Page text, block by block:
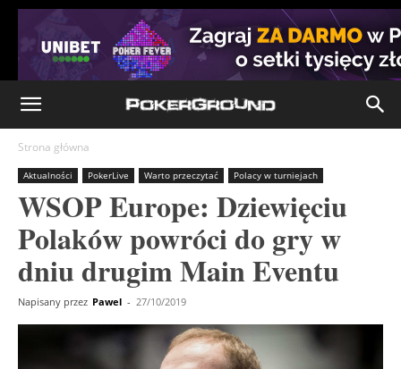
Strona główna
Aktualności PokerLive Warto przeczytać Polacy w turniejach
WSOP Europe: Dziewięciu
Polaków powróci do gry w
dniu drugim Main Eventu
Napisany przez Pawel - 27/10/2019